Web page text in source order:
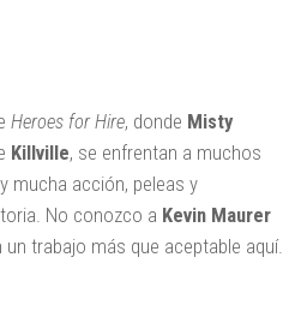
Heroes for Hire, donde Misty
Killville, se enfrentan a muchos
mucha acción, peleas y
No conozco a Kevin Maurer
un trabajo más que aceptable aquí.